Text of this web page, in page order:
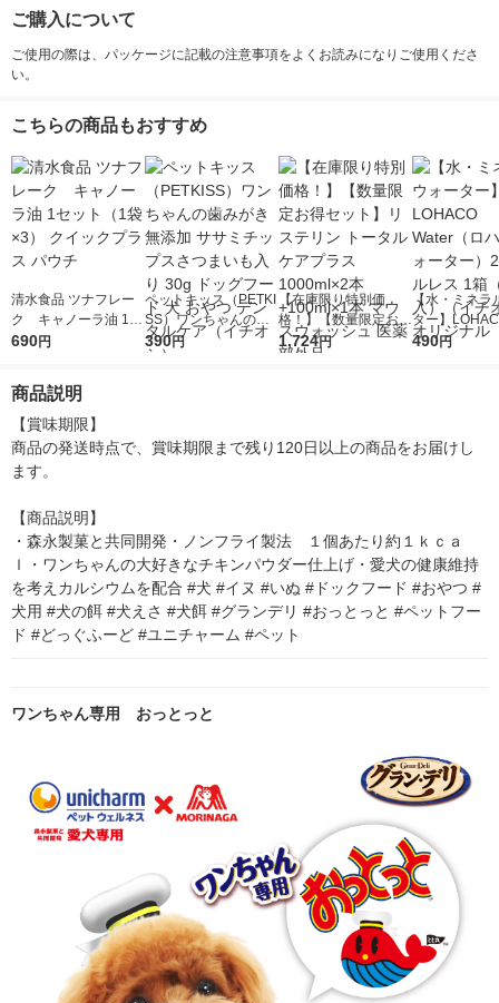
ご購入について
ご使用の際は、パッケージに記載の注意事項をよくお読みになりご使用くださ
い。
こちらの商品もおすすめ
清水食品 ツナフレー
ク キャノーラ油 1セ
ット（1袋×3） クイッ
690円
ペットキッス（PETKI
SS）ワンちゃんの歯
みがき 無添加 ササミ
390円
【在庫限り特別価
格！】【数量限定お得
セット】リステリン
1,724円
【水・ミネラ
ター】
r（ロハコウ
490円
商品説明
【賞味期限】
商品の発送時点で、賞味期限まで残り120日以上の商品をお届けし
ます。
【商品説明】
・森永製菓と共同開発・ノンフライ製法　１個あたり約１ｋｃａ
ｌ・ワンちゃんの大好きなチキンパウダー仕上げ・愛犬の健康維持
を考えカルシウムを配合 #犬 #イヌ #いぬ #ドックフード #おやつ #
犬用 #犬の餌 #犬えさ #犬餌 #グランデリ #おっとっと #ペットフー
ド #どっぐふーど #ユニチャーム #ペット
ワンちゃん専用 おっとっと